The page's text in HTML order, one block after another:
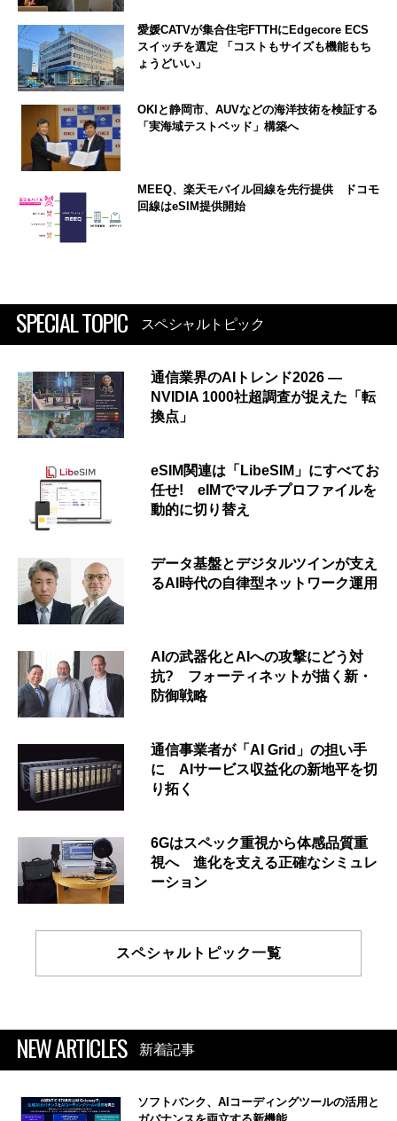
愛媛CATVが集合住宅FTTHにEdgecore ECS
スイッチを選定 「コストもサイズも機能もち
ょうどいい」
OKIと静岡市、AUVなどの海洋技術を検証する
「実海域テストベッド」構築へ
MEEQ、楽天モバイル回線を先行提供 ドコモ
回線はeSIM提供開始
SPECIAL TOPIC スペシャルトピック
通信業界のAIトレンド2026 ―
NVIDIA 1000社超調査が捉えた「転
換点」
eSIM関連は「LibeSIM」にすべてお
任せ! eIMでマルチプロファイルを
動的に切り替え
データ基盤とデジタルツインが支え
るAI時代の自律型ネットワーク運用
AIの武器化とAIへの攻撃にどう対
抗? フォーティネットが描く新・
防御戦略
通信事業者が「AI Grid」の担い手
に AIサービス収益化の新地平を切
り拓く
6Gはスペック重視から体感品質重
視へ 進化を支える正確なシミュレ
ーション
スペシャルトピック一覧
NEW ARTICLES 新着記事
ソフトバンク、AIコーディングツールの活用と